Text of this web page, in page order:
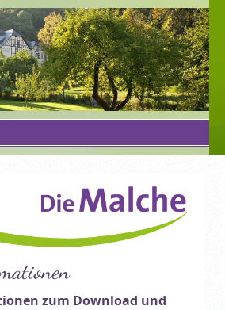
zum Download und